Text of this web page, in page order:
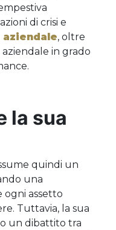
di crisi e
, oltre
in grado
la sua
quindi un
una
ogni assetto
Tuttavia, la sua
un dibattito tra